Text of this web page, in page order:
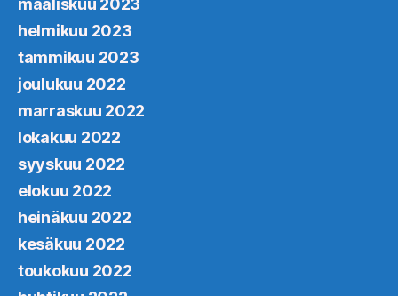
maaliskuu 2023
helmikuu 2023
tammikuu 2023
joulukuu 2022
marraskuu 2022
lokakuu 2022
syyskuu 2022
elokuu 2022
heinäkuu 2022
kesäkuu 2022
toukokuu 2022